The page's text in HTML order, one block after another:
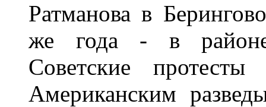
Ратманова в
же года - в районе
Советские протесты
Американским